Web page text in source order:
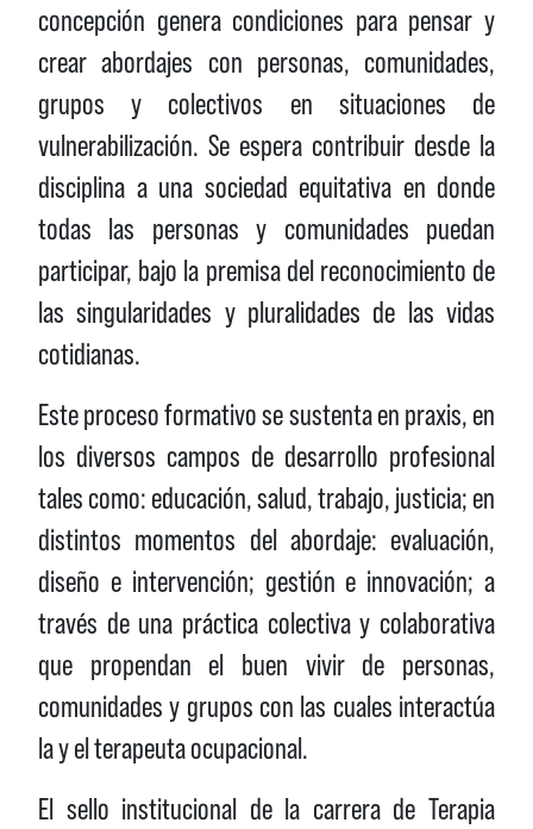
concepción genera condiciones para pensar y
crear abordajes con personas, comunidades,
grupos y colectivos en situaciones de
vulnerabilización. Se espera contribuir desde la
disciplina a una sociedad equitativa en donde
todas las personas y comunidades puedan
participar, bajo la premisa del reconocimiento de
las singularidades y pluralidades de las vidas
cotidianas.
Este proceso formativo se sustenta en praxis, en
los diversos campos de desarrollo profesional
tales como: educación, salud, trabajo, justicia; en
distintos momentos del abordaje: evaluación,
diseño e intervención; gestión e innovación; a
través de una práctica colectiva y colaborativa
que propendan el buen vivir de personas,
comunidades y grupos con las cuales interactúa
la y el terapeuta ocupacional.
El sello institucional de la carrera de Terapia